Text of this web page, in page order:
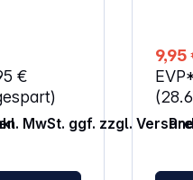
alkoholfrei
abbaubar
€
MwSt. ggf. zzgl.
integriert
190 x 195
Tuch:
sortiert Ideal
9,95